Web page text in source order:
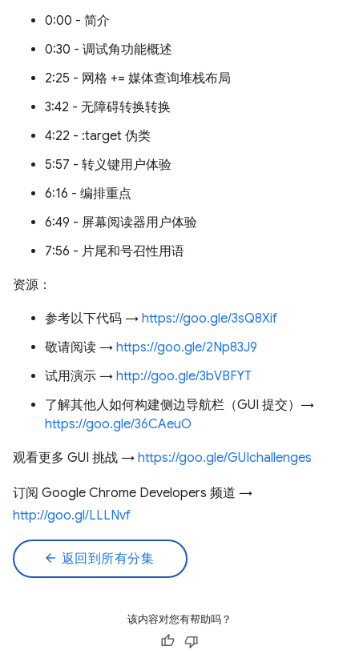
0:00 - 简介
0:30 - 调试角功能概述
2:25 - 网格 += 媒体查询堆栈布局
3:42 - 无障碍转换转换
4:22 - :target 伪类
5:57 - 转义键用户体验
6:16 - 编排重点
6:49 - 屏幕阅读器用户体验
7:56 - 片尾和号召性用语
资源：
参考以下代码 → https://goo.gle/3sQ8Xif
敬请阅读 → https://goo.gle/2Np83J9
试用演示 → http://goo.gle/3bVBFYT
了解其他人如何构建侧边导航栏（GUI 提交）→
https://goo.gle/36CAeuO
观看更多 GUI 挑战 → https://goo.gle/GUIchallenges
订阅 Google Chrome Developers 频道 →
http://goo.gl/LLLNvf
arrow_back 返回到所有分集
该内容对您有帮助吗？